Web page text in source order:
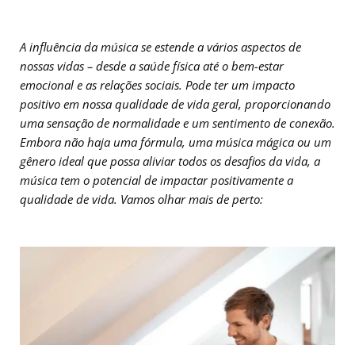
A influência da música se estende a vários aspectos de
nossas vidas – desde a saúde física até o bem-estar
emocional e as relações sociais. Pode ter um impacto
positivo em nossa qualidade de vida geral, proporcionando
uma sensação de normalidade e um sentimento de conexão.
Embora não haja uma fórmula, uma música mágica ou um
gênero ideal que possa aliviar todos os desafios da vida, a
música tem o potencial de impactar positivamente a
qualidade de vida. Vamos olhar mais de perto: